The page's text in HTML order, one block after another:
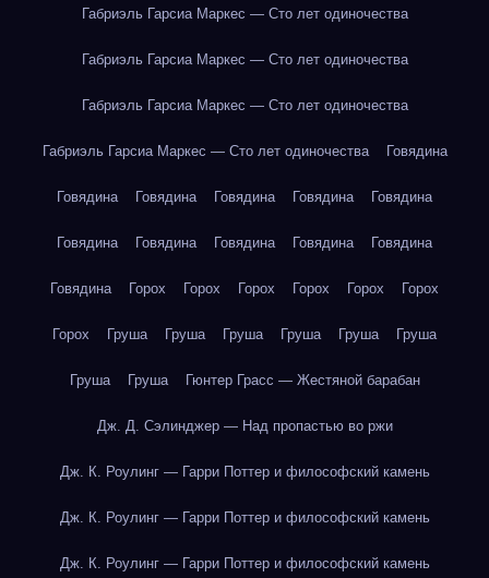
Габриэль Гарсиа Маркес — Сто лет одиночества
Габриэль Гарсиа Маркес — Сто лет одиночества
Габриэль Гарсиа Маркес — Сто лет одиночества
Габриэль Гарсиа Маркес — Сто лет одиночества Говядина
Говядина Говядина Говядина Говядина Говядина
Говядина Говядина Говядина Говядина Говядина
Говядина Горох Горох Горох Горох Горох Горох
Горох Груша Груша Груша Груша Груша Груша
Груша Груша Гюнтер Грасс — Жестяной барабан
Дж. Д. Сэлинджер — Над пропастью во ржи
Дж. К. Роулинг — Гарри Поттер и философский камень
Дж. К. Роулинг — Гарри Поттер и философский камень
Дж. К. Роулинг — Гарри Поттер и философский камень